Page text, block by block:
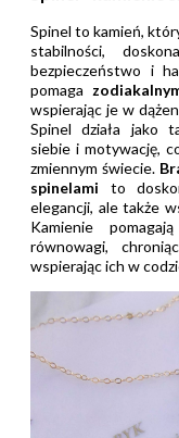
Spinel to kamień,
stabilności,
bezpieczeństwo i
pomaga
wspierając je w
Spinel działa jako
siebie i motywację,
zmiennym świecie.
spinelami to
elegancji, ale także
Kamienie
równowagi,
wspierając ich w